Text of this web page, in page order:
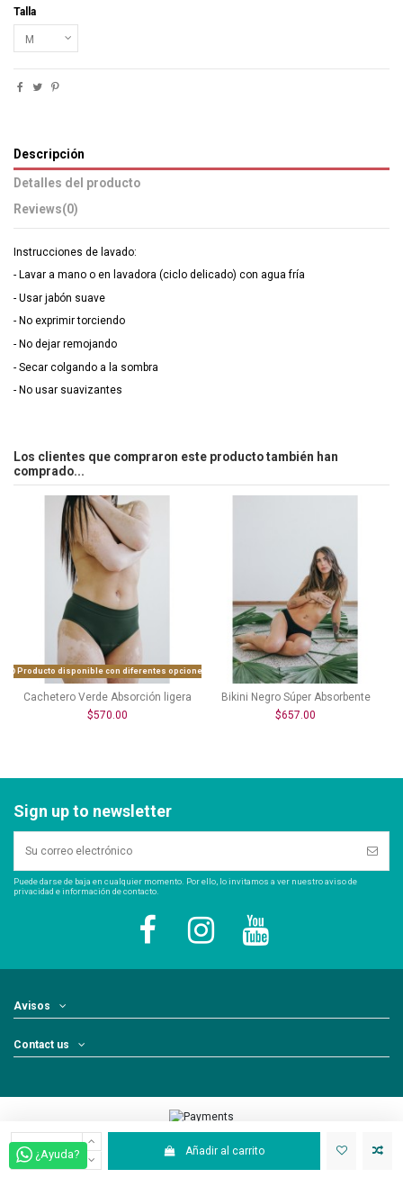
¿Ayuda?
Talla
Añadir al carrito
Descripción
Detalles del producto
Reviews(0)
Instrucciones de lavado:
- Lavar a mano o en lavadora (ciclo delicado) con agua fría
- Usar jabón suave
- No exprimir torciendo
- No dejar remojando
- Secar colgando a la sombra
- No usar suavizantes
Los clientes que compraron este producto también han
comprado...
Producto disponible con diferentes opciones
Cachetero Verde Absorción ligera
$570.00
Bikini Negro Súper Absorbente
$657.00
Sign up to newsletter
Puede darse de baja en cualquier momento. Por ello, lo invitamos a ver nuestro aviso de
privacidad e información de contacto.
Avisos
Contact us